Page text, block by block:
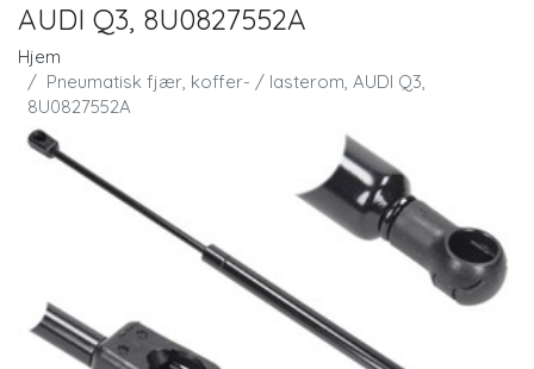
AUDI Q3, 8U0827552A
Hjem
Pneumatisk fjær, koffer- / lasterom, AUDI Q3,
8U0827552A